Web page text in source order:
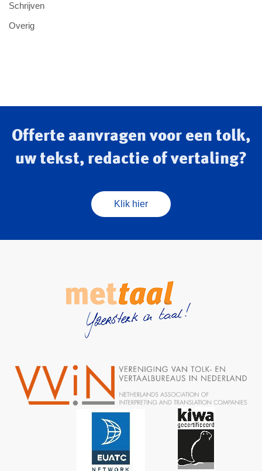
Schrijven
Overig
Offerte aanvragen voor een tolk,
uw tekst, redactie of vertaling?
Klik hier